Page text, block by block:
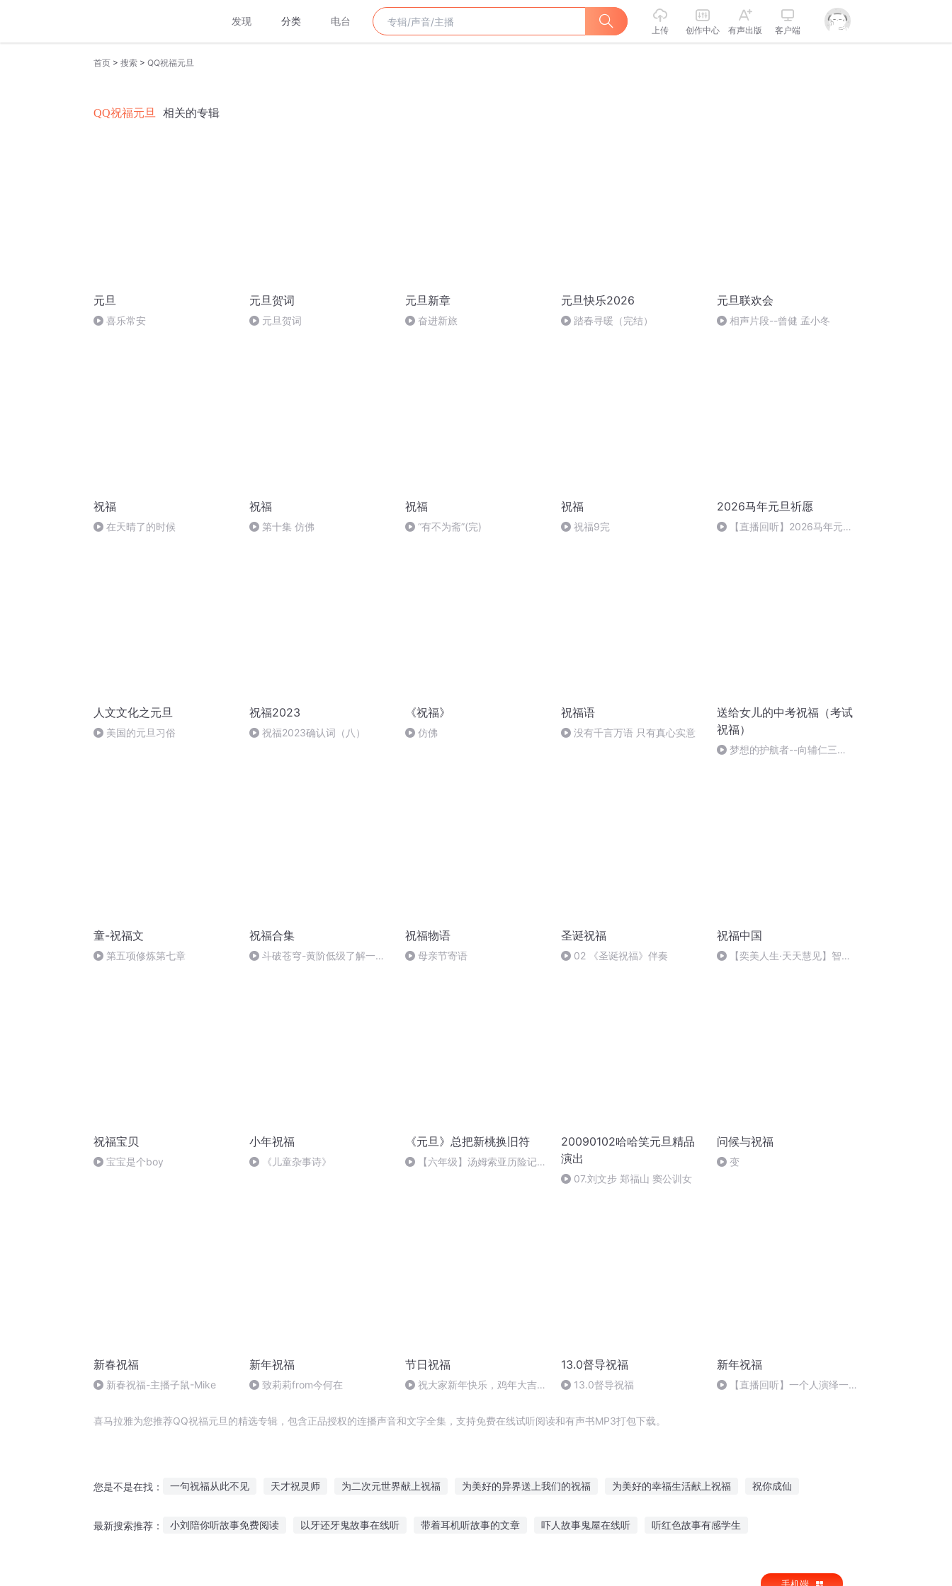
发现 分类 电台
上传 创作中心 有声出版 客户端
首页 > 搜索 > QQ祝福元旦
QQ祝福元旦 相关的专辑
元旦
喜乐常安
元旦贺词
元旦贺词
元旦新章
奋进新旅
元旦快乐2026
踏春寻暖（完结）
元旦联欢会
相声片段--曾健 孟小冬
祝福
在天晴了的时候
祝福
第十集 仿佛
祝福
“有不为斋”(完)
祝福
祝福9完
2026马年元旦祈愿
【直播回听】2026马年元旦
人文文化之元旦
美国的元旦习俗
祝福2023
祝福2023确认词（八）
《祝福》
仿佛
祝福语
没有千言万语 只有真心实意
送给女儿的中考祝福（考试
祝福）
梦想的护航者--向辅仁三
童-祝福文
第五项修炼第七章
祝福合集
斗破苍穹-黄阶低级了解一下
祝福物语
母亲节寄语
圣诞祝福
02 《圣诞祝福》伴奏
祝福中国
【奕美人生·天天慧见】智慧
祝福宝贝
宝宝是个boy
小年祝福
《儿童杂事诗》
《元旦》总把新桃换旧符
【六年级】汤姆索亚历险记
20090102哈哈笑元旦精品
演出
07.刘文步 郑福山 窦公训女
问候与祝福
变
新春祝福
新春祝福-主播子鼠-Mike
新年祝福
致莉莉from今何在
节日祝福
祝大家新年快乐，鸡年大吉大
13.0督导祝福
13.0督导祝福
新年祝福
【直播回听】一个人演绎一个
喜马拉雅为您推荐QQ祝福元旦的精选专辑，包含正品授权的连播声音和文字全集，支持免费在线试听阅读和有声书MP3打包下载。
您是不是在找： 一句祝福从此不见 天才祝灵师 为二次元世界献上祝福 为美好的异界送上我们的祝福 为美好的幸福生活献上祝福 祝你成仙
最新搜索推荐： 小刘陪你听故事免费阅读 以牙还牙鬼故事在线听 带着耳机听故事的文章 吓人故事鬼屋在线听 听红色故事有感学生